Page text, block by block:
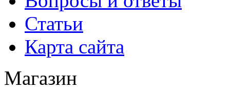
Статьи
Карта сайта
Магазин